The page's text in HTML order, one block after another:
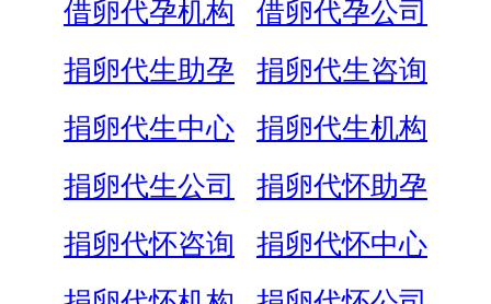
借卵代孕机构
借卵代孕公司
捐卵代生助孕
捐卵代生咨询
捐卵代生中心
捐卵代生机构
捐卵代生公司
捐卵代怀助孕
捐卵代怀咨询
捐卵代怀中心